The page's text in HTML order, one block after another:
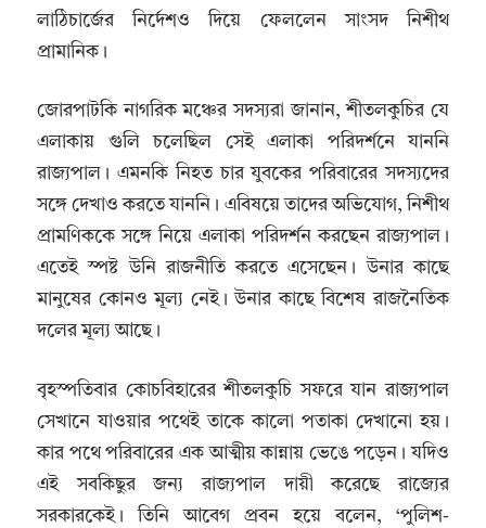
লাঠিচার্জের নির্দেশও দিয়ে ফেললেন সাংসদ নিশীথ
প্রামানিক।
জোরপাটকি নাগরিক মঞ্চের সদস্যরা জানান, শীতলকুচির যে
এলাকায় গুলি চলেছিল সেই এলাকা পরিদর্শনে যাননি
রাজ্যপাল। এমনকি নিহত চার যুবকের পরিবারের সদস্যদের
সঙ্গে দেখাও করতে যাননি। এবিষয়ে তাদের অভিযোগ, নিশীথ
প্রামণিককে সঙ্গে নিয়ে এলাকা পরিদর্শন করছেন রাজ্য়পাল।
এতেই স্পষ্ট উনি রাজনীতি করতে এসেছেন। উনার কাছে
মানুষের কোনও মূল্য় নেই। উনার কাছে বিশেষ রাজনৈতিক
দলের মূল্য আছে।
বৃহস্পতিবার কোচবিহারের শীতলকুচি সফরে যান রাজ্যপাল
সেখানে যাওয়ার পথেই তাকে কালো পতাকা দেখানো হয়।
কার পথে পরিবারের এক আত্মীয় কান্নায় ভেঙে পড়েন। যদিও
এই সবকিছুর জন্য রাজ্যপাল দায়ী করেছে রাজ্যের
সরকারকেই। তিনি আবেগ প্রবন হয়ে বলেন, ‘পুলিশ-